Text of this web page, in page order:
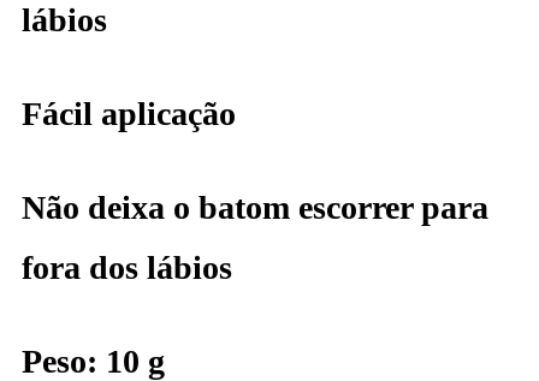
lábios
Fácil aplicação
Não deixa o batom escorrer para
fora dos lábios
Peso: 10 g